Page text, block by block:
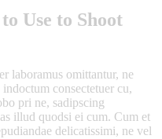
Use to Shoot
laboramus omittantur, ne
consectetuer cu,
pri ne, sadipscing
illud quodsi ei cum. Cum et
delicatissimi, ne vel